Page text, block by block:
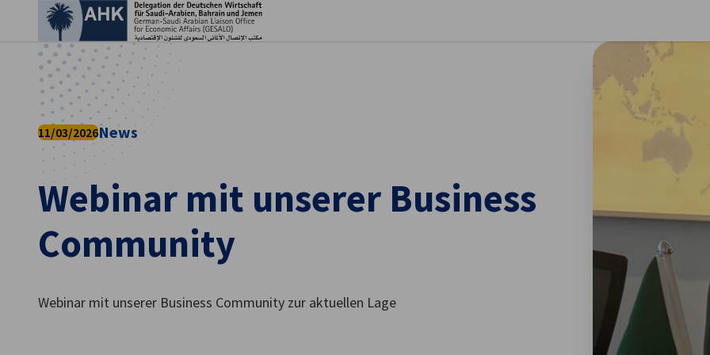
Webinar mit unserer Business
Community
11/03/2026News
Webinar mit unserer Business Community zur aktuellen Lage